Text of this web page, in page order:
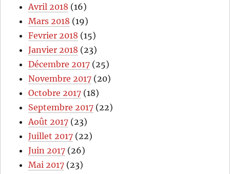
Avril 2018 (16)
Mars 2018 (19)
Fevrier 2018 (15)
Janvier 2018 (23)
Décembre 2017 (25)
Novembre 2017 (20)
Octobre 2017 (18)
Septembre 2017 (22)
Août 2017 (23)
Juillet 2017 (22)
Juin 2017 (26)
Mai 2017 (23)